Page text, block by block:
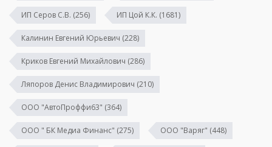
ИП Серов С.В. (256) ИП Цой К.К. (1681)
Калинин Евгений Юрьевич (228)
Криков Евгений Михайлович (286)
Ляпоров Денис Владимирович (210)
ООО "АвтоПроффи63" (364)
ООО " БК Медиа Финанс" (275) ООО "Варяг" (448)